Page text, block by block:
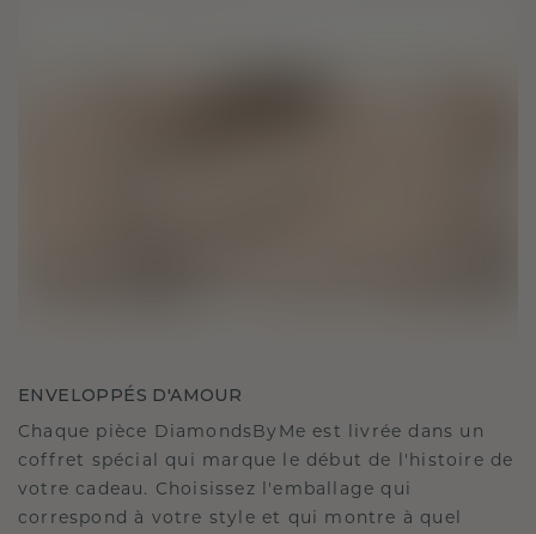
ENVELOPPÉS D'AMOUR
Chaque pièce DiamondsByMe est livrée dans un
coffret spécial qui marque le début de l'histoire de
votre cadeau. Choisissez l'emballage qui
correspond à votre style et qui montre à quel